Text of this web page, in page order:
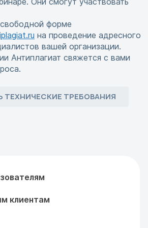
форме
на проведение адресного
вашей организации.
Антиплагиат свяжется с вами
ТЕХНИЧЕСКИЕ ТРЕБОВАНИЯ
клиентам